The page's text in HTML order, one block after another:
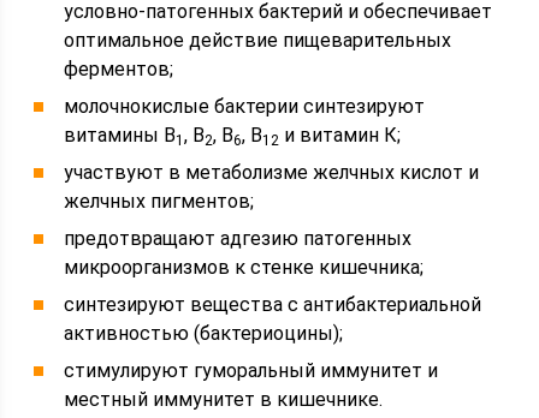
условно-патогенных бактерий и обеспечивает
оптимальное действие пищеварительных
ферментов;
молочнокислые бактерии синтезируют
витамины B1, B2, B6, B12 и витамин К;
участвуют в метаболизме желчных кислот и
желчных пигментов;
предотвращают адгезию патогенных
микроорганизмов к стенке кишечника;
синтезируют вещества с антибактериальной
активностью (бактериоцины);
стимулируют гуморальный иммунитет и
местный иммунитет в кишечнике.